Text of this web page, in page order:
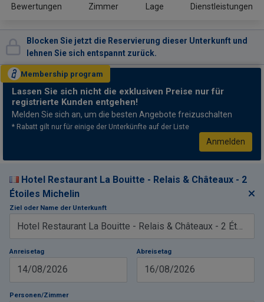
Bewertungen Zimmer Lage Dienstleistungen
Blocken Sie jetzt die Reservierung dieser Unterkunft und
lehnen Sie sich entspannt zurück.
Membership program
Lassen Sie sich nicht die exklusiven Preise nur für
registrierte Kunden entgehen!
Melden Sie sich an, um die besten Angebote freizuschalten
* Rabatt gilt nur für einige der Unterkünfte auf der Liste
Anmelden
Hotel Restaurant La Bouitte - Relais & Châteaux - 2
Étoiles Michelin
Ziel oder Name der Unterkunft
Anreisetag
14/08/2026
Abreisetag
16/08/2026
Personen/Zimmer